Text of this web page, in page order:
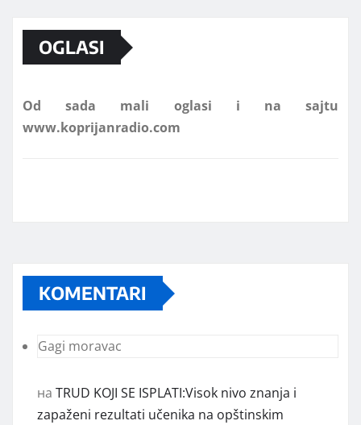
OGLASI
Od sada mali oglasi i na sajtu
KOMENTARI
Gagi moravac
на TRUD KOJI SE ISPLATI:Visok nivo znanja i
zapaženi rezultati učenika na opštinskim